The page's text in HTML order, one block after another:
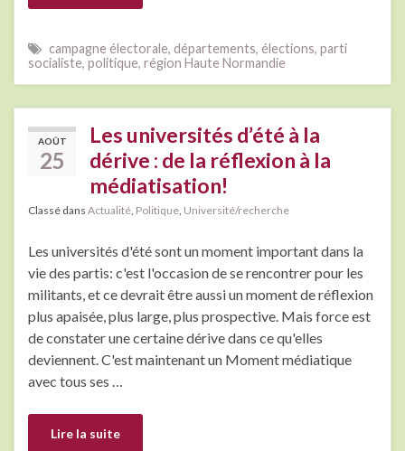
campagne électorale, départements, élections, parti
socialiste, politique, région Haute Normandie
AOÛT
25
Les universités d’été à la
dérive : de la réflexion à la
médiatisation!
Classé dans Actualité Politique Université/recherche
Les universités d'été sont un moment important dans la
vie des partis: c'est l'occasion de se rencontrer pour les
militants, et ce devrait être aussi un moment de réflexion
plus apaisée, plus large, plus prospective. Mais force est
de constater une certaine dérive dans ce qu'elles
deviennent. C'est maintenant un Moment médiatique
avec tous ses …
Lire la suite